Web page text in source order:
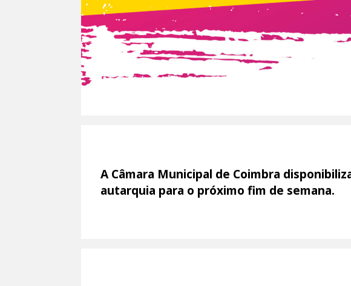
A Câmara Municipal de Coimbra
autarquia para o próximo fim de semana.